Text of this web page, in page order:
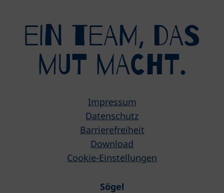
eIN tEAM, DAS
mUT MACHT.
Impressum
Datenschutz
Barrierefreiheit
Download
Cookie-Einstellungen
Sögel